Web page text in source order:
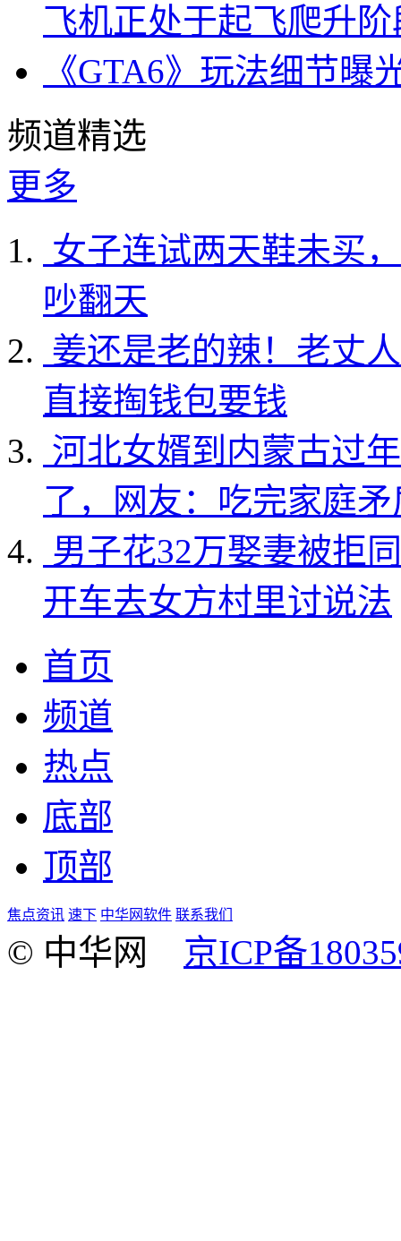
飞机正处于起飞爬升阶
《GTA6》玩法细节
频道精选
更多
女子连试两天鞋未买
吵翻天
姜还是老的辣！老丈
直接掏钱包要钱
河北女婿到内蒙古过
了，网友：吃完家庭
男子花32万娶妻被拒
开车去女方村里讨说法
首页
频道
热点
底部
顶部
焦点资讯 速下 中华网软件 联系我们
© 中华网 京ICP备